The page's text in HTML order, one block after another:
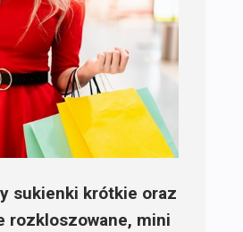
sukienki krótkie oraz
rozkloszowane, mini